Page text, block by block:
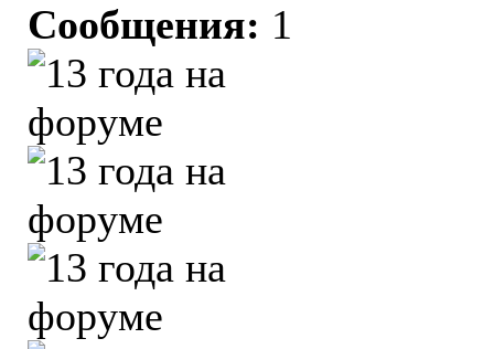
Сообщения: 1